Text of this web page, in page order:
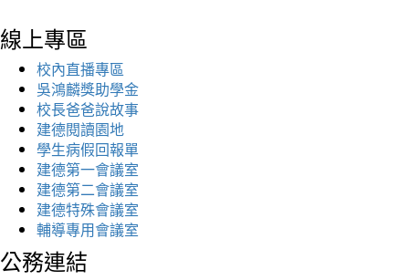
線上專區
校內直播專區
吳鴻麟獎助學金
校長爸爸說故事
建德閱讀園地
學生病假回報單
建德第一會議室
建德第二會議室
建德特殊會議室
輔導專用會議室
公務連結